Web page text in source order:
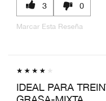
3 0
Marcar Esta Reseña
IDEAL PARA